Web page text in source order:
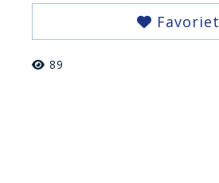
Favoriet
89